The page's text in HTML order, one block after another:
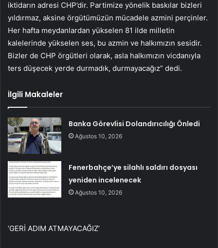
iktidarın adresi CHP’dir. Partimize yönelik baskılar bizleri
yıldırmaz, aksine örgütümüzün mücadele azmini perçinler.
Her hafta meydanlardan yükselen 81 ilde milletin
kalelerinde yükselen ses, bu azmin ve halkımızın sesidir.
Bizler de CHP örgütleri olarak, asla halkımızın vicdanıyla
ters düşecek yerde durmadık, durmayacağız” dedi.
İlgili Makaleler
Banka Görevlisi Dolandırıcılığı Önledi
Ağustos 10, 2026
Fenerbahçe’ye silahlı saldırı dosyası
yeniden incelenecek
Ağustos 10, 2026
‘GERİ ADIM ATMAYACAĞIZ’